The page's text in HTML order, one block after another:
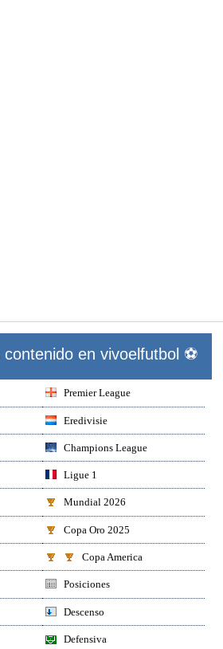
en vivoelfutbol ⚽
Premier League
Eredivisie
Champions League
Ligue 1
Mundial 2026
Copa Oro 2025
Copa America
Posiciones
Descenso
Defensiva